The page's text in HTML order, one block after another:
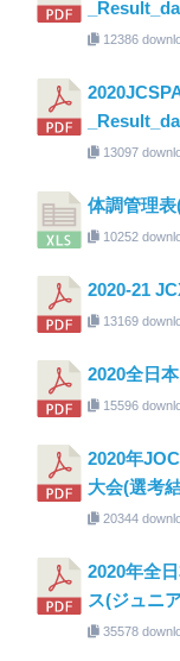
12386
13097
体調管理
10252
2020-21
13169
2020全日
15596
2020年
大会(選考
20344
2020年全
ス(ジュニ
35578